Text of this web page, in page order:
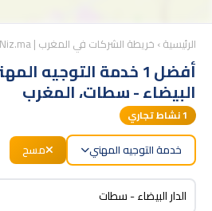
الرئيسية› خريطة الشركات في المغرب | BizNiz.ma
أفضل 1 خدمة التوجيه
البيضاء - سطات، المغرب
1نشاط تجاري
خدمة التوجيه المهني مسح
BizNiz.ma